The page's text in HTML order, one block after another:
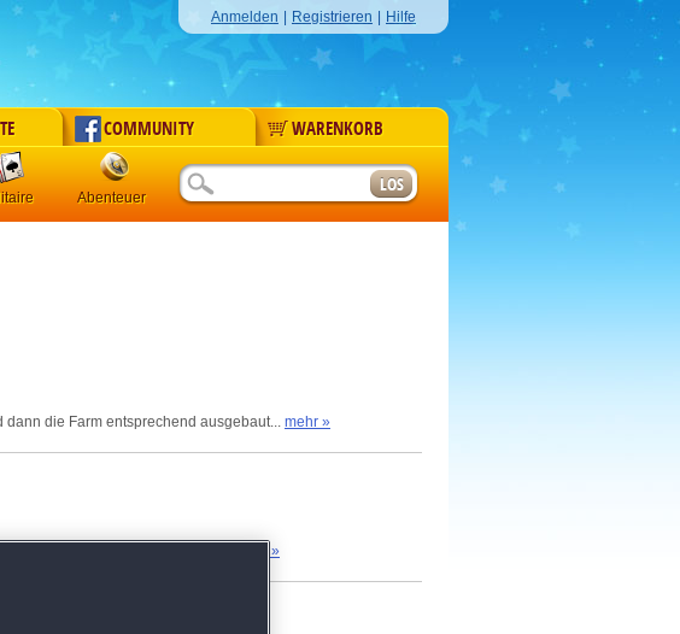
Anmelden Registrieren Hilfe
COMMUNITY WARENKORB
Abenteuer
die Farm entsprechend ausgebaut... mehr »
kleine Spielchen, die nicht...
mehr »